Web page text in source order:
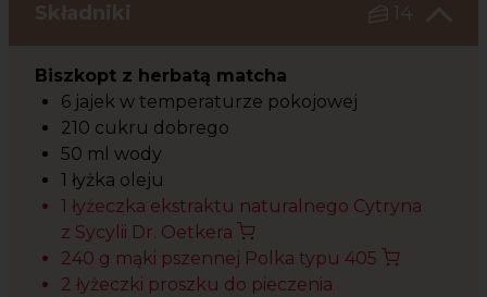
Składniki 14
Biszkopt z herbatą matcha
6 jajek w temperaturze pokojowej
210 cukru dobrego
50 ml wody
1 łyżka oleju
1 łyżeczka ekstraktu naturalnego Cytryna
z Sycylii Dr. Oetkera
240 g mąki pszennej Polka typu 405
2 łyżeczki proszku do pieczenia